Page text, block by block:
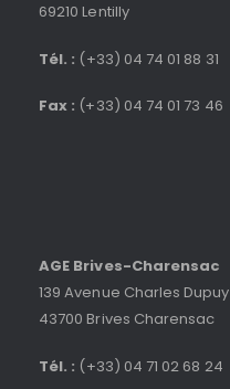
69210 Lentilly
Tél. : (+33) 04 74 01 88 31
Fax : (+33) 04 74 01 73 46
AGE Brives-Charensac
139 Avenue Charles Dupuy
43700 Brives Charensac
Tél. : (+33) 04 71 02 68 24